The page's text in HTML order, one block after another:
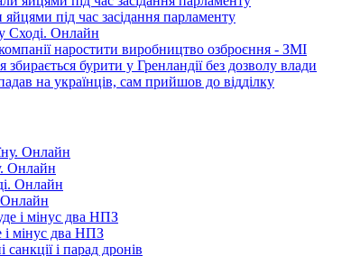
під час засідання парламенту
Сході. Онлайн
наростити виробництво озброєння - ЗМІ
бурити у Гренландії без дозволу влади
на українців, сам прийшов до відділку
Онлайн
Онлайн
і мінус два НПЗ